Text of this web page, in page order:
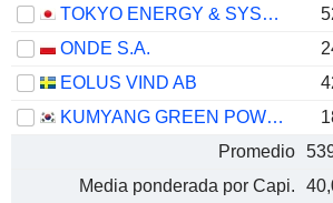
TOKYO ENERGY & SYSTEMS INC.
ONDE S.A.
EOLUS VIND AB
KUMYANG GREEN POWER CO., LTD.
Promedio
Media ponderada por Capi.